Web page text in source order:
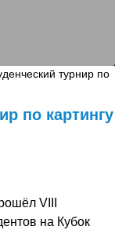
турнир по
по картингу
VIII
на Кубок